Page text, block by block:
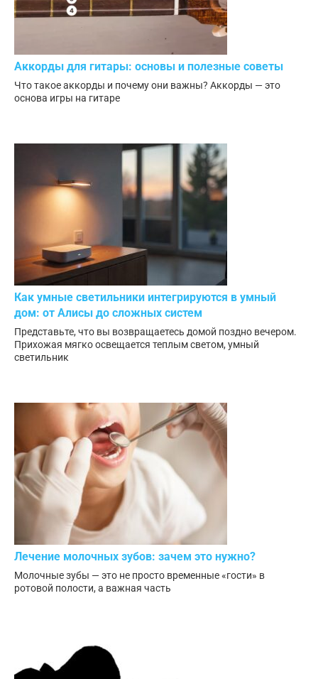
Аккорды для гитары: основы и полезные советы
Что такое аккорды и почему они важны? Аккорды — это
основа игры на гитаре
Как умные светильники интегрируются в умный
дом: от Алисы до сложных систем
Представьте, что вы возвращаетесь домой поздно вечером.
Прихожая мягко освещается теплым светом, умный
светильник
Лечение молочных зубов: зачем это нужно?
Молочные зубы — это не просто временные «гости» в
ротовой полости, а важная часть